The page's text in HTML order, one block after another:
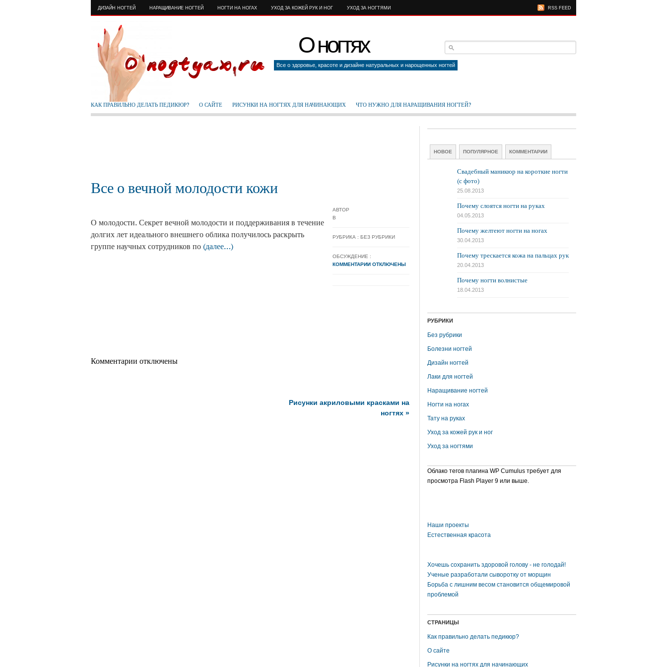
ДИЗАЙН НОГТЕЙ НАРАЩИВАНИЕ НОГТЕЙ НОГТИ НА НОГАХ УХОД ЗА КОЖЕЙ РУК И НОГ УХОД ЗА НОГТЯМИ RSS FEED
О ногтях
Все о здоровье, красоте и дизайне натуральных и нарощенных ногтей
КАК ПРАВИЛЬНО ДЕЛАТЬ ПЕДИКЮР? О САЙТЕ РИСУНКИ НА НОГТЯХ ДЛЯ НАЧИНАЮЩИХ ЧТО НУЖНО ДЛЯ НАРАЩИВАНИЯ НОГТЕЙ?
Все о вечной молодости кожи
АВТОР
В
РУБРИКА : БЕЗ РУБРИКИ
ОБСУЖДЕНИЕ :
КОММЕНТАРИИ ОТКЛЮЧЕНЫ
О молодости. Секрет вечной молодости и поддерживания в течение
долгих лет идеального внешнего облика получилось раскрыть
группе научных сотрудников по (далее…)
Комментарии отключены
Рисунки акриловыми красками на
ногтях »
НОВОЕ ПОПУЛЯРНОЕ КОММЕНТАРИИ
Свадебный маникюр на короткие ногти
(с фото)
25.08.2013
Почему слоятся ногти на руках
04.05.2013
Почему желтеют ногти на ногах
30.04.2013
Почему трескается кожа на пальцах рук
20.04.2013
Почему ногти волнистые
18.04.2013
РУБРИКИ
Без рубрики
Болезни ногтей
Дизайн ногтей
Лаки для ногтей
Наращивание ногтей
Ногти на ногах
Тату на руках
Уход за кожей рук и ног
Уход за ногтями
Облако тегов плагина WP Cumulus требует для
просмотра Flash Player 9 или выше.
Наши проекты
Естественная красота
Хочешь сохранить здоровой голову - не голодай!
Ученые разработали сыворотку от морщин
Борьба с лишним весом становится общемировой
проблемой
СТРАНИЦЫ
Как правильно делать педикюр?
О сайте
Рисунки на ногтях для начинающих